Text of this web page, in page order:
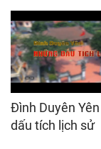
Đình Duyên
dấu tích lịch sử